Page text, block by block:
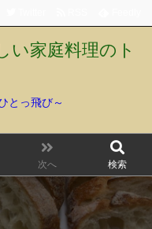
い家庭料理のト
とっ飛び～
次へ 検索